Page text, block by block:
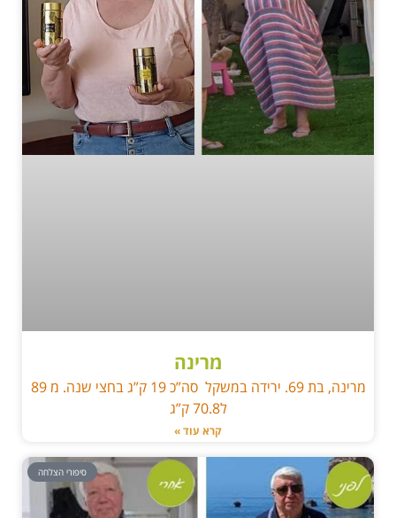
מרינה
מרינה, בת 69. ירידה במשקל סה”כ 19 ק”ג בחצי שנה. מ 89
ל70.8 ק”ג
קרא עוד »
סיפורי הצלחה